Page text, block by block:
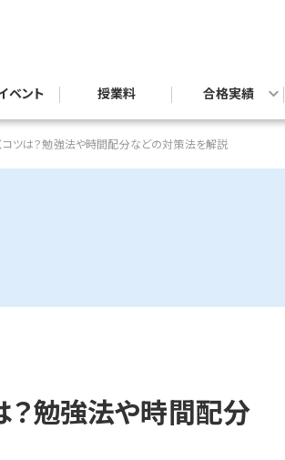
ベント 授業料 合格実績
コツは？勉強法や時間配分などの対策法を解説
？勉強法や時間配分